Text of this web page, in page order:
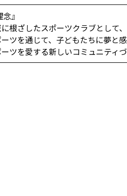
』
根ざしたスポーツクラブとして
ツを通じて、子どもたちに夢と
ツを愛する新しいコミュニティ